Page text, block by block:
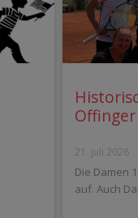
21. Juli 2026
Die Damen
auf. Auch